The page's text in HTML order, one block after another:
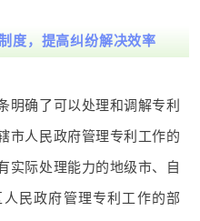
度，提高纠纷解决效率
明确了可以处理和调解专利
市人民政府管理专利工作的
实际处理能力的地级市、自
民政府管理专利工作的部